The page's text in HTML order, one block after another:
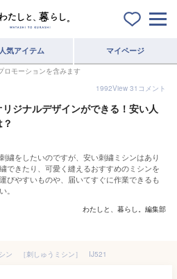
人気アイテム マイページ
ロモーションを含みます
1992View 31 コメント
ジナルデザインができる！安い人
繍をしたいのですが、安い刺繍ミシンはあり
できたり、可愛く縫えるおすすめのミシンを
びやすいものや、届いてすぐに作業できるも
わたしと、暮らし。編集部
ン ［刺しゅうミシン］ IJ521